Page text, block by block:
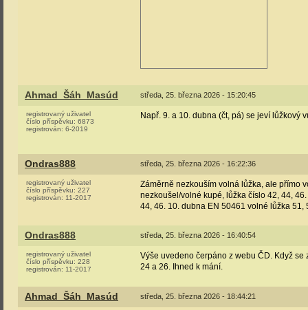
Ahmad_Šáh_Masúd středa, 25. března 2026 - 15:20:45
registrovaný uživatel
číslo příspěvku: 6873
registrován: 6-2019
Např. 9. a 10. dubna (čt, pá) se jeví lůžkový
Ondras888 středa, 25. března 2026 - 16:22:36
registrovaný uživatel
číslo příspěvku: 227
registrován: 11-2017
Záměrně nezkouším volná lůžka, ale přímo
nezkoušel/volné kupé, lůžka číslo 42, 44,
44, 46. 10. dubna EN 50461 volné lůžka 51,
Ondras888 středa, 25. března 2026 - 16:40:54
registrovaný uživatel
číslo příspěvku: 228
registrován: 11-2017
Výše uvedeno čerpáno z webu ČD. Když
24 a 26. Ihned k mání.
Ahmad_Šáh_Masúd středa, 25. března 2026 - 18:44:21